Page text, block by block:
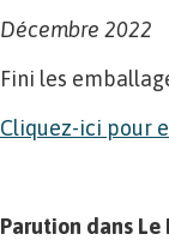
Décembre 2022
Fini les
Cliquez-ici pour
Parution dans Le